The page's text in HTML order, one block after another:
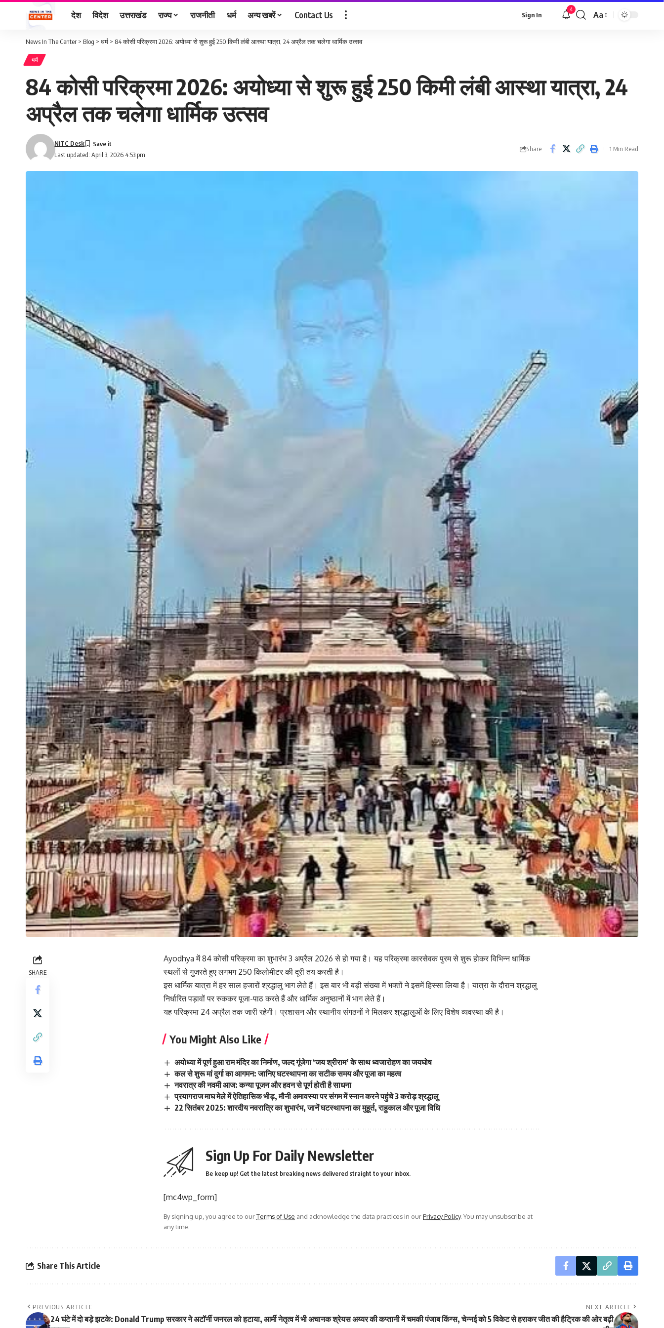
देश विदेश उत्तराखंड राज्य राजनीती धर्म अन्य खबरें Contact Us Sign In
4
Font
Aa
News In The Center > Blog > धर्म > 84 कोसी परिक्रमा 2026: अयोध्या से शुरू हुई 250 किमी लंबी आस्था यात्रा, 24 अप्रैल तक चलेगा धार्मिक उत्सव
धर्म
84 कोसी परिक्रमा 2026: अयोध्या से शुरू हुई 250 किमी लंबी आस्था यात्रा, 24
अप्रैल तक चलेगा धार्मिक उत्सव
Last updated: April 3, 2026 4:53 pm
NITC Desk
Share 1 Min Read
SHARE
Ayodhya में 84 कोसी परिक्रमा का शुभारंभ 3 अप्रैल 2026 से हो गया है। यह परिक्रमा कारसेवक पुरम से शुरू होकर विभिन्न धार्मिक
स्थलों से गुजरते हुए लगभग 250 किलोमीटर की दूरी तय करती है।
इस धार्मिक यात्रा में हर साल हजारों श्रद्धालु भाग लेते हैं। इस बार भी बड़ी संख्या में भक्तों ने इसमें हिस्सा लिया है। यात्रा के दौरान श्रद्धालु
निर्धारित पड़ावों पर रुककर पूजा-पाठ करते हैं और धार्मिक अनुष्ठानों में भाग लेते हैं।
यह परिक्रमा 24 अप्रैल तक जारी रहेगी। प्रशासन और स्थानीय संगठनों ने मिलकर श्रद्धालुओं के लिए विशेष व्यवस्था की है।
You Might Also Like
अयोध्या में पूर्ण हुआ राम मंदिर का निर्माण, जल्द गूंजेगा ‘जय श्रीराम’ के साथ ध्वजारोहण का जयघोष
कल से शुरू मां दुर्गा का आगमन: जानिए घटस्थापना का सटीक समय और पूजा का महत्व
नवरात्र की नवमी आज: कन्या पूजन और हवन से पूर्ण होती है साधना
प्रयागराज माघ मेले में ऐतिहासिक भीड़, मौनी अमावस्या पर संगम में स्नान करने पहुंचे 3 करोड़ श्रद्धालु
22 सितंबर 2025: शारदीय नवरात्रि का शुभारंभ, जानें घटस्थापना का मुहूर्त, राहुकाल और पूजा विधि
Sign Up For Daily Newsletter
Be keep up! Get the latest breaking news delivered straight to your inbox.
[mc4wp_form]
By signing up, you agree to ourTerms of Use and acknowledge the data practices in ourPrivacy Policy. You may unsubscribe at
any time.
Share This Article
PREVIOUS ARTICLE
24 घंटे में दो बड़े झटके: Donald Trump सरकार ने अटॉर्नी जनरल को हटाया, आर्मी नेतृत्व में भी अचानक
NEXT ARTICLE
श्रेयस अय्यर की कप्तानी में चमकी पंजाब किंग्स, चेन्नई को 5 विकेट से हराकर जीत की हैट्रिक की ओर बढ़ी